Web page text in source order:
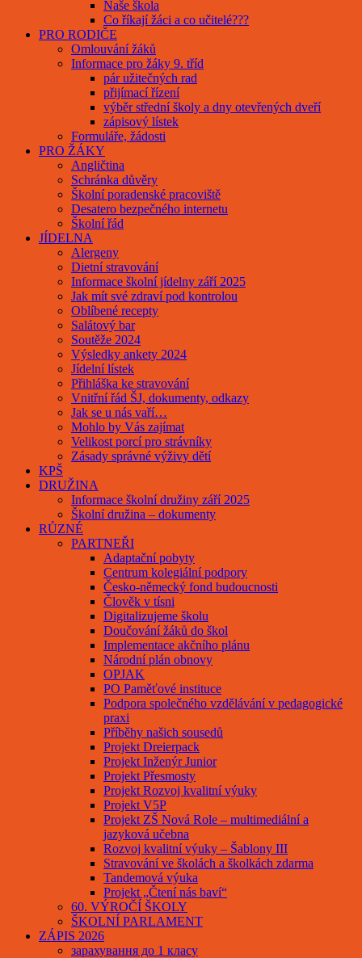
Naše škola
Co říkají žáci a co učitelé???
PRO RODIČE
Omlouvání žáků
Informace pro žáky 9. tříd
pár užitečných rad
přijímací řízení
výběr střední školy a dny otevřených dveří
zápisový lístek
Formuláře, žádosti
PRO ŽÁKY
Angličtina
Schránka důvěry
Školní poradenské pracoviště
Desatero bezpečného internetu
Školní řád
JÍDELNA
Alergeny
Dietní stravování
Informace školní jídelny září 2025
Jak mít své zdraví pod kontrolou
Oblíbené recepty
Salátový bar
Soutěže 2024
Výsledky ankety 2024
Jídelní lístek
Přihláška ke stravování
Vnitřní řád ŠJ, dokumenty, odkazy
Jak se u nás vaří…
Mohlo by Vás zajímat
Velikost porcí pro strávníky
Zásady správné výživy dětí
KPŠ
DRUŽINA
Informace školní družiny září 2025
Školní družina – dokumenty
RŮZNÉ
PARTNEŘI
Adaptační pobyty
Centrum kolegiální podpory
Česko-německý fond budoucnosti
Člověk v tísni
Digitalizujeme školu
Doučování žáků do škol
Implementace akčního plánu
Národní plán obnovy
OPJAK
PO Paměťové instituce
Podpora společného vzdělávání v pedagogické
praxi
Příběhy našich sousedů
Projekt Dreierpack
Projekt Inženýr Junior
Projekt Přesmosty
Projekt Rozvoj kvalitní výuky
Projekt V5P
Projekt ZŠ Nová Role – multimediální a
jazyková učebna
Rozvoj kvalitní výuky – Šablony III
Stravování ve školách a školkách zdarma
Tandemová výuka
Projekt „Čtení nás baví“
60. VÝROČÍ ŠKOLY
ŠKOLNÍ PARLAMENT
ZÁPIS 2026
зарахування до 1 класу